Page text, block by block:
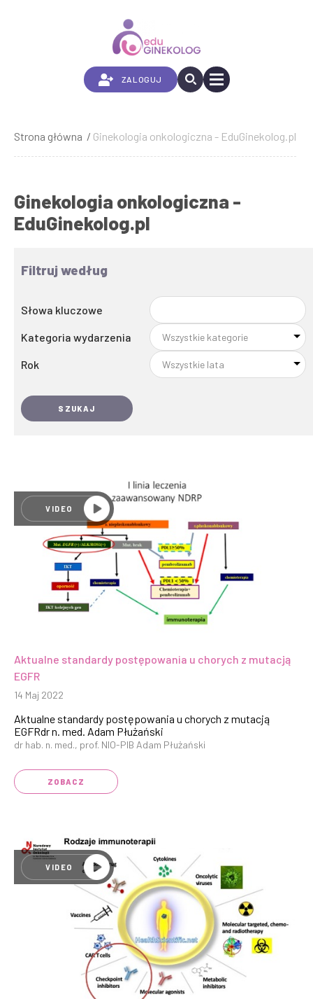
ZALOGUJ
Ścieżka
nawigacyjna
Strona główna Ginekologia onkologiczna - EduGinekolog.pl
Ginekologia onkologiczna -
EduGinekolog.pl
Filtruj według
Słowa kluczowe
Kategoria wydarzenia
Rok
SZUKAJ
VIDEO
Aktualne standardy postępowania u chorych z mutacją
EGFR
14 Maj 2022
Aktualne standardy postępowania u chorych z mutacją
EGFRdr n. med. Adam Płużański
dr hab. n. med., prof. NIO-PIB Adam Płużański
ZOBACZ
VIDEO